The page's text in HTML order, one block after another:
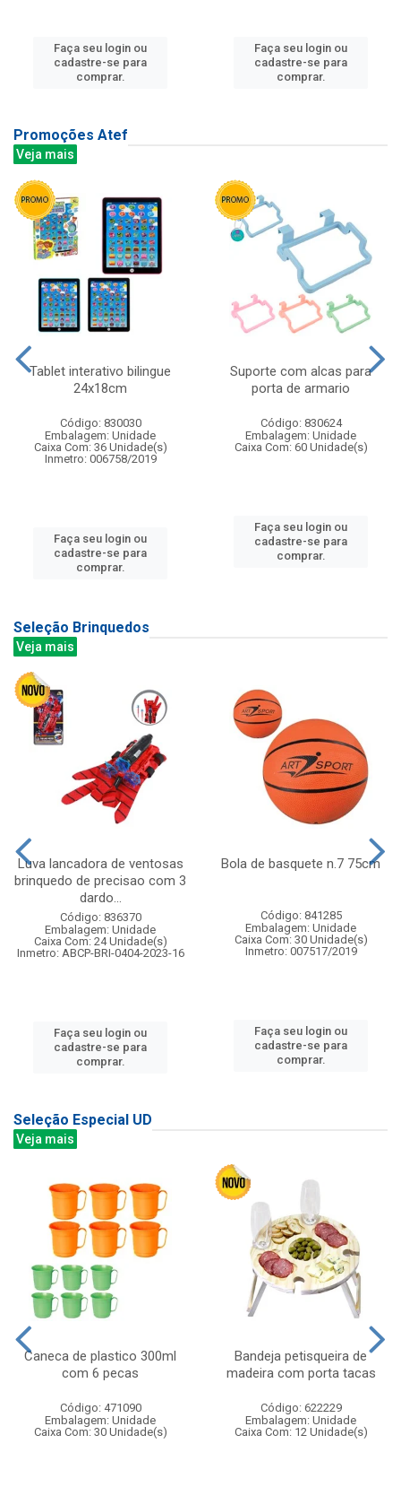
Faça seu login ou
cadastre-se para
comprar.
Faça seu login ou
cadastre-se para
comprar.
Promoções Atef
Veja mais
Tablet interativo bilingue
24x18cm
Código: 830030
Embalagem: Unidade
Caixa Com: 36 Unidade(s)
Inmetro: 006758/2019
Faça seu login ou
cadastre-se para
comprar.
Suporte com alcas para
porta de armario
Código: 830624
Embalagem: Unidade
Caixa Com: 60 Unidade(s)
Faça seu login ou
cadastre-se para
comprar.
Seleção Brinquedos
Veja mais
Luva lancadora de ventosas
brinquedo de precisao com 3
dardo...
Código: 836370
Embalagem: Unidade
Caixa Com: 24 Unidade(s)
Inmetro: ABCP-BRI-0404-2023-16
Faça seu login ou
cadastre-se para
comprar.
Bola de basquete n.7 75cm
Código: 841285
Embalagem: Unidade
Caixa Com: 30 Unidade(s)
Inmetro: 007517/2019
Faça seu login ou
cadastre-se para
comprar.
Seleção Especial UD
Veja mais
Caneca de plastico 300ml
com 6 pecas
Código: 471090
Embalagem: Unidade
Caixa Com: 30 Unidade(s)
Bandeja petisqueira de
madeira com porta tacas
Código: 622229
Embalagem: Unidade
Caixa Com: 12 Unidade(s)